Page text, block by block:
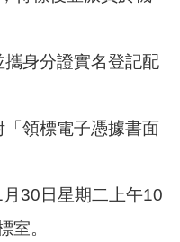
身分證實名登記配
領標電子憑據書面
30日星期二上午10
室。